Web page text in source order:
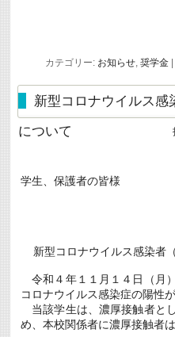
カテゴリー: お知らせ ,奨学金
新型コロナウイルス感
について
学生、保護者の皆様
新型コロナウイルス感染者
令和４年１１月１４日（月
コロナウイルス感染症の陽性
当該学生は、濃厚接触者と
め、本校関係者に濃厚接触者は